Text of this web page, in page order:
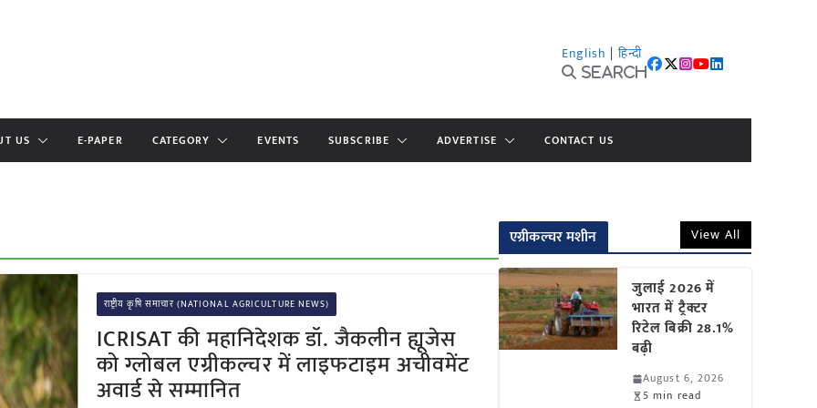
English | हिन्दी
Search
US E-PAPER CATEGORY EVENTS SUBSCRIBE ADVERTISE CONTACT US
राष्ट्रीय कृषि समाचार (NATIONAL AGRICULTURE NEWS)
ICRISAT की महानिदेशक डॉ. जैकलीन ह्यूजेस
को ग्लोबल एग्रीकल्चर में लाइफटाइम अचीवमेंट
अवार्ड से सम्मानित
एग्रीकल्चर मशीन View All
जुलाई 2026 में
भारत में ट्रैक्टर
रिटेल बिक्री 28.1%
बढ़ी
August 6, 2026
5 min read